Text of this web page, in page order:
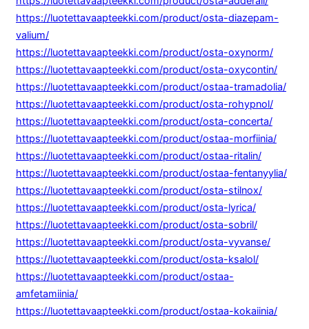
https://luotettavaapteekki.com/product/osta-diazepam-
valium/
https://luotettavaapteekki.com/product/osta-oxynorm/
https://luotettavaapteekki.com/product/osta-oxycontin/
https://luotettavaapteekki.com/product/ostaa-tramadolia/
https://luotettavaapteekki.com/product/osta-rohypnol/
https://luotettavaapteekki.com/product/osta-concerta/
https://luotettavaapteekki.com/product/ostaa-morfiinia/
https://luotettavaapteekki.com/product/ostaa-ritalin/
https://luotettavaapteekki.com/product/ostaa-fentanyylia/
https://luotettavaapteekki.com/product/osta-stilnox/
https://luotettavaapteekki.com/product/osta-lyrica/
https://luotettavaapteekki.com/product/osta-sobril/
https://luotettavaapteekki.com/product/osta-vyvanse/
https://luotettavaapteekki.com/product/osta-ksalol/
https://luotettavaapteekki.com/product/ostaa-
amfetamiinia/
https://luotettavaapteekki.com/product/ostaa-kokaiinia/